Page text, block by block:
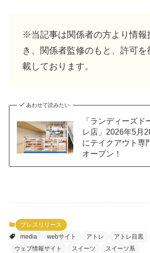
※当記事は関係者の方より情報
き、関係者監修のもと、許可を
載しております。
あわせて読みたい
「ランディーズド
レ店」2026年5月
にテイクアウト専
オープン！
プレスリリース
media
webサイト アトレ アトレ目黒
ウェブ情報サイト
スイーツ
スイーツ系